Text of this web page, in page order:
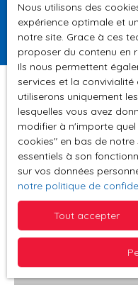
Pertinence
Trier par
Nous utilisons des
expérience optimale et
notre site. Grace à ces
proposer du contenu en
Ils nous permettent
services et la convivialité
utiliserons uniquement
lesquelles vous avez
modifier à n'importe quel
cookies″ en bas de
essentiels à son
sur vos données
notre politique de
Tout accepter